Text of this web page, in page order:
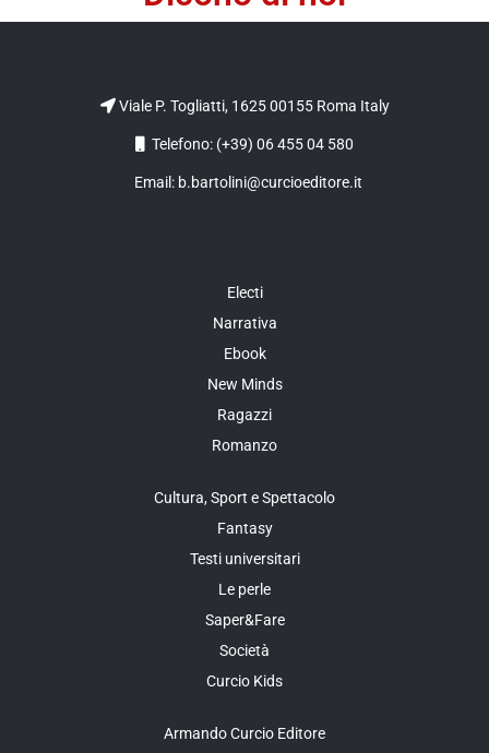
Viale P. Togliatti, 1625 00155 Roma Italy
Telefono: (+39) 06 455 04 580
Email: b.bartolini@curcioeditore.it
Electi
Narrativa
Ebook
New Minds
Ragazzi
Romanzo
Cultura, Sport e Spettacolo
Fantasy
Testi universitari
Le perle
Saper&Fare
Società
Curcio Kids
Armando Curcio Editore